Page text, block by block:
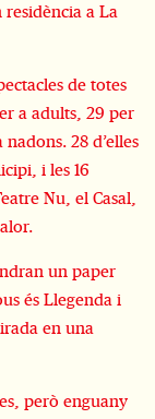
residència a La
de totes
a adults, 29 per
28 d’elles
i les 16
Nu, el Casal,
un paper
és Llegenda i
en una
però enguany